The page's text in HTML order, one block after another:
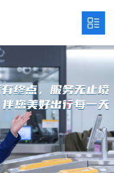
陕西轨道交通集团有限公司发展战略研究服务项目招标公告 （项目编号：SCZC2024-ZB-1456/001）